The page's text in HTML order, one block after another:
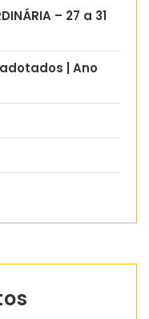
– 27 a 31
| Ano